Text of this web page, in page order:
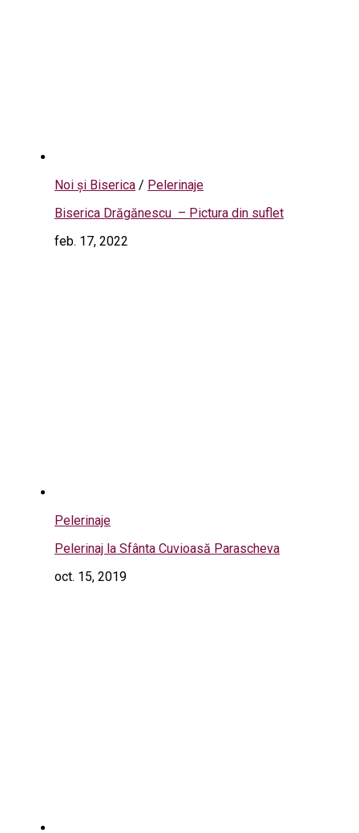
Noi și Biserica / Pelerinaje
Biserica Drăgănescu – Pictura din suflet
feb. 17, 2022
Pelerinaje
Pelerinaj la Sfânta Cuvioasă Parascheva
oct. 15, 2019